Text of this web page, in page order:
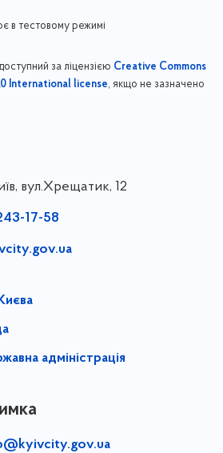
в тестовому режимі
за ліцензією Creative Commons
International license, якщо не зазначено
вул.Хрещатик, 12
17-58
адміністрація